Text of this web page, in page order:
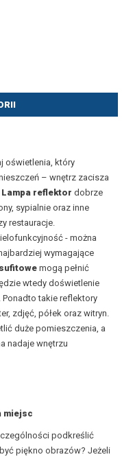
oświetlenia, który
– wnętrz zacisza
Lampa reflektor dobrze
sypialnie oraz inne
restauracje.
- można
wymagające
mogą pełnić
wtedy doświetlenie
takie reflektory
zdjęć, półek oraz witryn.
duże pomieszczenia, a
nadaje wnętrzu
miejsc
podkreślić
piękno obrazów? Jeżeli